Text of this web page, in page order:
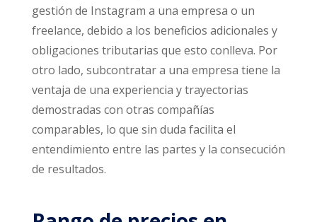
gestión de Instagram a una empresa o un
freelance, debido a los beneficios adicionales y
obligaciones tributarias que esto conlleva. Por
otro lado, subcontratar a una empresa tiene la
ventaja de una experiencia y trayectorias
demostradas con otras compañías
comparables, lo que sin duda facilita el
entendimiento entre las partes y la consecución
de resultados.